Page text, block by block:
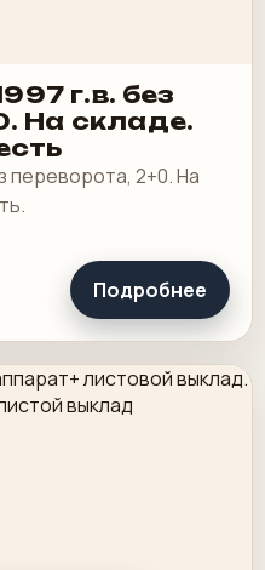
г.в. без
На складе.
переворота, 2+0. На
Подробнее